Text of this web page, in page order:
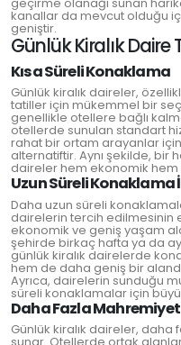
kanallar da mevcut olduğu
geniştir.
Günlük Kiralık Daire
Kısa Süreli Konaklama
Günlük kiralık daireler,
tatiller için mükemmel bir
genellikle otellere bağlı
otellerde sunulan standart
rahat bir ortam arayanlar
alternatiftir. Aynı şekilde, bir
daireler hem ekonomik
Uzun Süreli Konaklama
Daha uzun süreli
dairelerin tercih edilmesinin
ekonomik ve geniş yaşam
şehirde birkaç hafta ya da
günlük kiralık dairelerde
hem de daha geniş bir
Ayrıca, dairelerin sunduğu
süreli konaklamalar için
Daha Fazla Mahremiyet
Günlük kiralık daireler,